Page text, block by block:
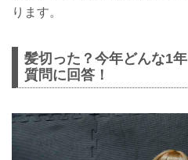
ります。
髪切った？今年どんな1
質問に回答！